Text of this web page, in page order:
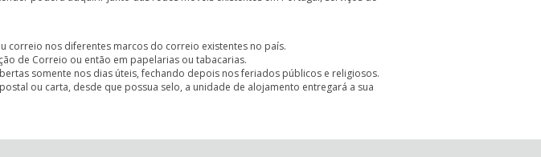
correio nos diferentes marcos do correio existentes no país.
de Correio ou então em papelarias ou tabacarias.
somente nos dias úteis, fechando depois nos feriados públicos e religiosos.
ou carta, desde que possua selo, a unidade de alojamento entregará a sua